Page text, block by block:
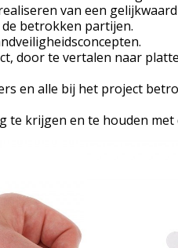
van een
betrokken partijen.
door te vertalen naar
en alle bij het project
te krijgen en te houden met